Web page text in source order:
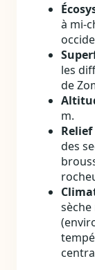
à
les
de
m.
Relief
des